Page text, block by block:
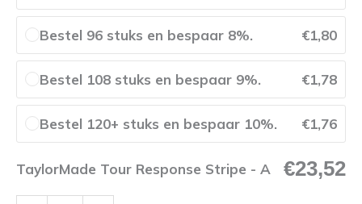
Bestel 96 stuks en bespaar 8%. €1,80
Bestel 108 stuks en bespaar 9%. €1,78
Bestel 120+ stuks en bespaar 10%. €1,76
TaylorMade Tour Response Stripe - A €23,52